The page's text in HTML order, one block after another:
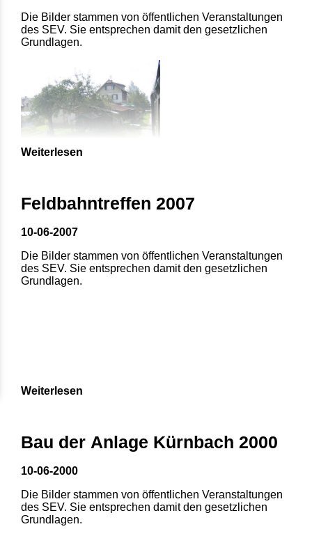
Die Bilder stammen von öffentlichen Veranstaltungen
des SEV. Sie entsprechen damit den gesetzlichen
Grundlagen.
Weiterlesen
Feldbahntreffen 2007
10-06-2007
Die Bilder stammen von öffentlichen Veranstaltungen
des SEV. Sie entsprechen damit den gesetzlichen
Grundlagen.
Weiterlesen
Bau der Anlage Kürnbach 2000
10-06-2000
Die Bilder stammen von öffentlichen Veranstaltungen
des SEV. Sie entsprechen damit den gesetzlichen
Grundlagen.